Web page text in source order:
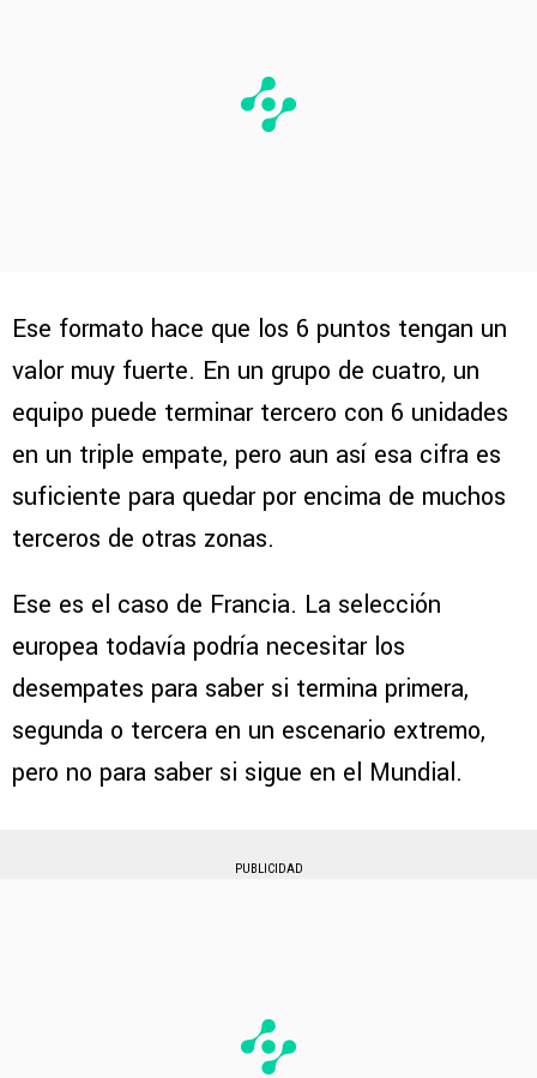
Ese formato hace que los 6 puntos tengan un
valor muy fuerte. En un grupo de cuatro, un
equipo puede terminar tercero con 6 unidades
en un triple empate, pero aun así esa cifra es
suficiente para quedar por encima de muchos
terceros de otras zonas.
Ese es el caso de Francia. La selección
europea todavía podría necesitar los
desempates para saber si termina primera,
segunda o tercera en un escenario extremo,
pero no para saber si sigue en el Mundial.
PUBLICIDAD